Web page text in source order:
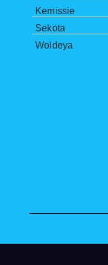
Kemissie
Sekota
Woldeya